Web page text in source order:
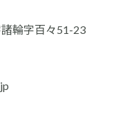
輪字百々51-23